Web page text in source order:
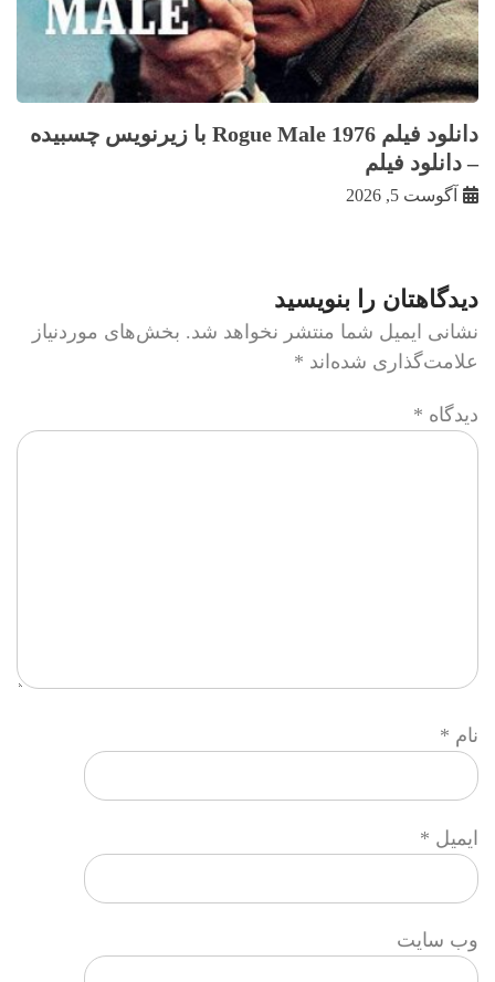
دانلود فیلم Rogue Male 1976 با زيرنويس چسبيده
– دانلود فیلم
آگوست 5, 2026
دیدگاهتان را بنویسید
نشانی ایمیل شما منتشر نخواهد شد. بخش‌های موردنیاز
علامت‌گذاری شده‌اند *
دیدگاه *
نام *
ایمیل *
وب‌ سایت